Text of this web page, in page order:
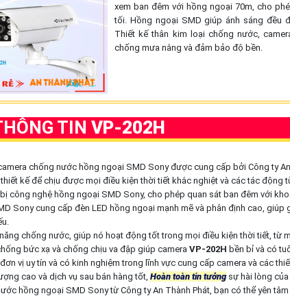
xem ban đêm với hồng ngoại 70m, cho
tối. Hồng ngoại SMD giúp ánh sáng đều
Thiết kế thân kim loại chống nước,
chống mưa nắng và đảm bảo độ bền.
TIN VP-202H
chống nước hồng ngoại SMD Sony được cung cấp bởi Công ty
kế để chịu được mọi điều kiện thời tiết khắc nghiệt và các tác động
công nghệ hồng ngoại SMD Sony, cho phép quan sát ban đêm với
Sony cung cấp đèn LED hồng ngoại mạnh mẽ và phân định cao, giúp
chống nước, giúp nó hoạt động tốt trong mọi điều kiện thời tiết, từ
bức xạ và chống chịu va đập giúp camera VP-202H bền bỉ và có
vị uy tín và có kinh nghiệm trong lĩnh vực cung cấp camera và các
cao và dịch vụ sau bán hàng tốt, Hoàn toàn tin tưởngsự hài lòng của
hồng ngoại SMD Sony từ Công ty An Thành Phát, bạn có thể yên